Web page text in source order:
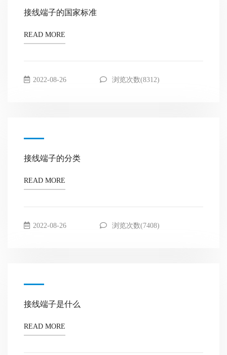
接线端子的国家标准
READ MORE
2022-08-26 浏览次数(8312)
接线端子的分类
READ MORE
2022-08-26 浏览次数(7408)
接线端子是什么
READ MORE